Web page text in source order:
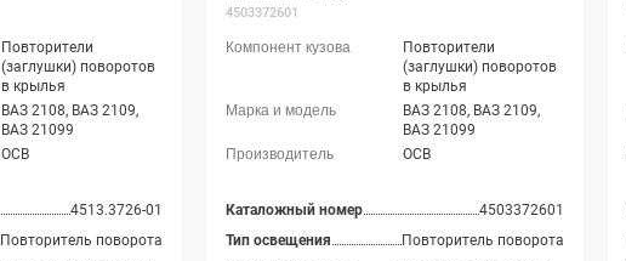
2191), Лада Гранта ФЛ
седан, Лада Гранта ФЛ
хэтчбек, Лада Гранта
ФЛ универсал, Лада
Гранта ФЛ лифтбек,
универсал, Шевроле
Datsun On-Do, Datsun
Mi-Do
Повторители
(заглушки) поворотов
в крылья
ВАЗ 2108, ВАЗ 2109,
ВАЗ 21099
ОСВ
4513.3726-01
Повторитель поворота
4503372601
Повторители
(заглушки) поворотов
в крылья
ВАЗ 2108, ВАЗ 2109,
ВАЗ 21099
ОСВ
Каталожный номер
4503372601
Тип освещения
Повторитель поворота